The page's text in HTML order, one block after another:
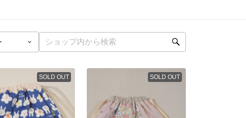
SOLD OUT SOLD OUT